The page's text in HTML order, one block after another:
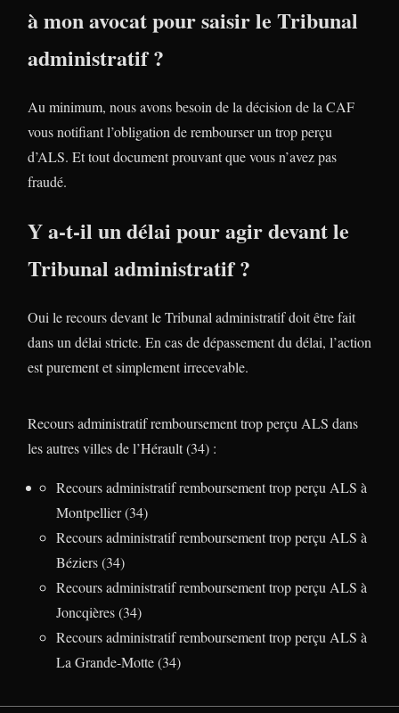
à mon avocat pour saisir le Tribunal
administratif ?
Au minimum, nous avons besoin de la décision de la CAF
vous notifiant l’obligation de rembourser un trop perçu
d’ALS. Et tout document prouvant que vous n’avez pas
fraudé.
Y a-t-il un délai pour agir devant le
Tribunal administratif ?
Oui le recours devant le Tribunal administratif doit être fait
dans un délai stricte. En cas de dépassement du délai, l’action
est purement et simplement irrecevable.
Recours administratif remboursement trop perçu ALS dans
les autres villes de l’Hérault (34) :
Recours administratif remboursement trop perçu ALS à
Montpellier (34)
Recours administratif remboursement trop perçu ALS à
Béziers (34)
Recours administratif remboursement trop perçu ALS à
Joncqières (34)
Recours administratif remboursement trop perçu ALS à
La Grande-Motte (34)